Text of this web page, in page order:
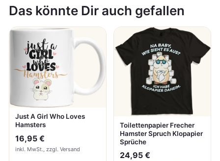
Das könnte Dir auch gefallen
Just A Girl Who Loves
Hamsters
16,95 €
inkl. MwSt., zzgl. Versand
Toilettenpapier Frecher
Hamster Spruch Klopapier
Sprüche
24,95 €